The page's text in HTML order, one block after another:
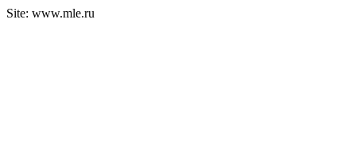
Site: www.mle.ru